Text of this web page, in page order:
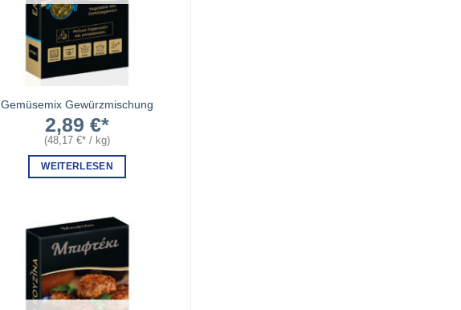
Gemüsemix Gewürzmischung
2,89€
(48,17€ / kg)
WEITERLESEN